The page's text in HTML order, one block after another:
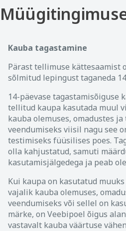
Kauba tagastamine
Pärast tellimuse kättesaamist
sõlmitud lepingust taganeda
14-päevase tagastamisõiguse
tellitud kaupa kasutada muul
kauba olemuses, omadustes
veendumiseks viisil nagu see
testimiseks füüsilises poes.
olla kahjustatud, samuti
kasutamisjälgedega ja peab
Kui kaupa on kasutatud
vajalik kauba olemuses,
veendumiseks või sellel on
märke, on Veebipoel õigus
vastavalt kauba väärtuse